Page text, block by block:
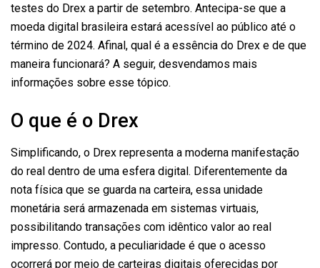
testes do Drex a partir de setembro. Antecipa-se que a
moeda digital brasileira estará acessível ao público até o
término de 2024. Afinal, qual é a essência do Drex e de que
maneira funcionará? A seguir, desvendamos mais
informações sobre esse tópico.
O que é o Drex
Simplificando, o Drex representa a moderna manifestação
do real dentro de uma esfera digital. Diferentemente da
nota física que se guarda na carteira, essa unidade
monetária será armazenada em sistemas virtuais,
possibilitando transações com idêntico valor ao real
impresso. Contudo, a peculiaridade é que o acesso
ocorrerá por meio de carteiras digitais oferecidas por